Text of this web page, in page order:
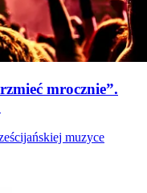
mrocznie”.
muzyce